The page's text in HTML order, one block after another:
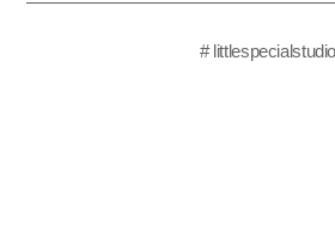
# littlespecialstudio